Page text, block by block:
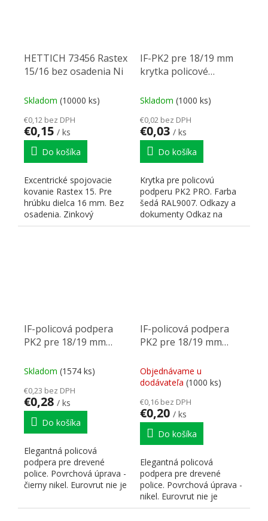
HETTICH 73456 Rastex
15/16 bez osadenia Ni
Skladom (10000 ks)
€0,12 bez DPH
€0,15 / ks
Do košíka
Excentrické spojovacie
kovanie Rastex 15. Pre
hrúbku dielca 16 mm. Bez
osadenia. Zinkový
odliatok.
IF-PK2 pre 18/19 mm
krytka policové
Skladom (1000 ks)
€0,02 bez DPH
€0,03 / ks
Do košíka
Krytka pre policovú
podperu PK2 PRO. Farba
šedá RAL9007. Odkazy a
dokumenty Odkaz na
stránky dodávateľa
IF-policová podpera
PK2 pre 18/19 mm
nikl
Skladom (1574 ks)
€0,23 bez DPH
€0,28 / ks
Do košíka
Elegantná policová
podpera pre drevené
police. Povrchová úprava -
čierny nikel. Eurovrut nie je
IF-policová podpera
PK2 pre 18/19 mm
Objednávame u
dodávateľa (1000 ks)
€0,16 bez DPH
€0,20 / ks
Do košíka
Elegantná policová
podpera pre drevené
police. Povrchová úprava -
nikel. Eurovrut nie je
súčasťou. Odkazy a